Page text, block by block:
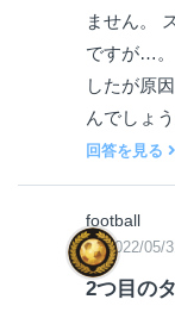
ません。
ですが…。
したが原
んでしょ
回答を見る
football
2022/05/
2つ目の